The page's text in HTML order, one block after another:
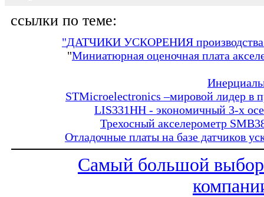
ссылки по теме:
"ДАТЧИКИ УСКОРЕНИЯ
"Миниатюрная оценочная плата
STMicroelectronics –мировой лидер в
LIS331HH - экономичный 3-х
Трехосный акселерометр
Отладочные платы на базе датчиков
Самый большой